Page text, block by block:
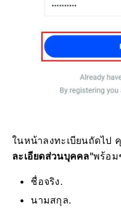
ในหน้าลงทะเบียนถัดไป
ละเอียดส่วนบุคคล"พร้อม
ชื่อจริง.
นามสกุล.